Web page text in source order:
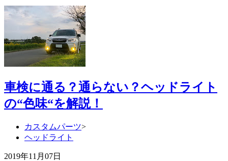
車検に通る？通らない？ヘッドライト
の“色味“を解説！
カスタムパーツ>
ヘッドライト
2019年11月07日